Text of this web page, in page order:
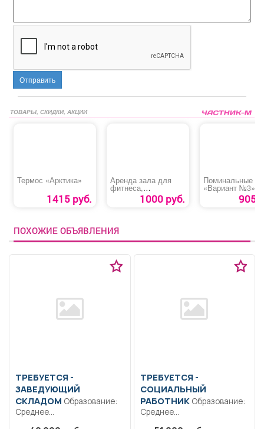
Отправить
ТОВАРЫ, СКИДКИ, АКЦИИ
Термос «Арктика»
1415 руб.
Аренда зала для
фитнеса,
проведения
тренировок, мастер-
1000 руб.
Поминальные
«Вариант №3»
905
ПОХОЖИЕ ОБЪЯВЛЕНИЯ
ТРЕБУЕТСЯ -
ЗАВЕДУЮЩИЙ
СКЛАДОМ
Среднее
ТРЕБУЕТСЯ -
СОЦИАЛЬНЫЙ
РАБОТНИКОбразование:
Среднее